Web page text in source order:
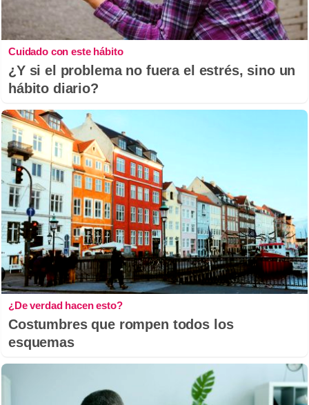
Cuidado con este hábito
¿Y si el problema no fuera el estrés, sino un
hábito diario?
¿De verdad hacen esto?
Costumbres que rompen todos los
esquemas